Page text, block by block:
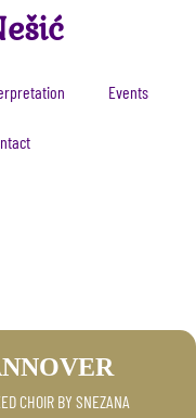
Events
CHOIR BY SNEZANA